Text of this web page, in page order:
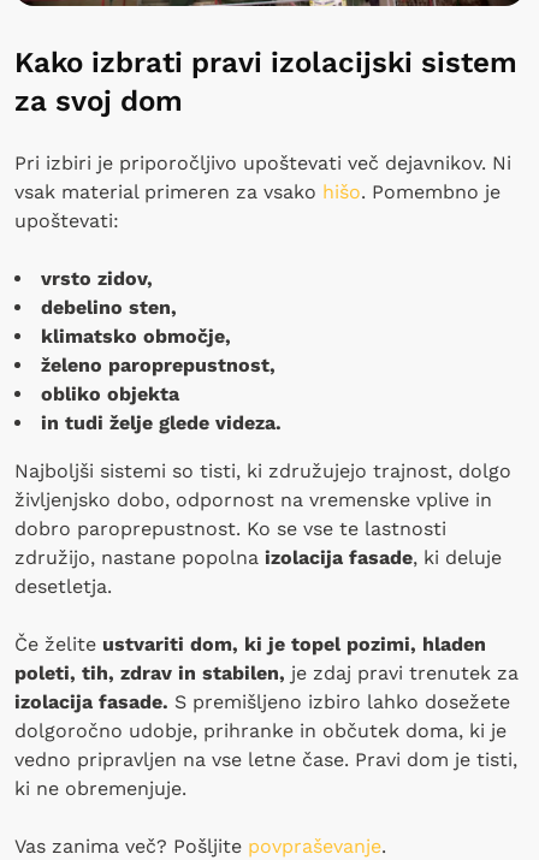
Kako izbrati pravi izolacijski sistem
za svoj dom
Pri izbiri je priporočljivo upoštevati več dejavnikov. Ni
vsak material primeren za vsako hišo. Pomembno je
upoštevati:
vrsto zidov,
debelino sten,
klimatsko območje,
želeno paroprepustnost,
obliko objekta
in tudi želje glede videza.
Najboljši sistemi so tisti, ki združujejo trajnost, dolgo
življenjsko dobo, odpornost na vremenske vplive in
dobro paroprepustnost. Ko se vse te lastnosti
združijo, nastane popolna izolacija fasade, ki deluje
desetletja.
Če želite ustvariti dom, ki je topel pozimi, hladen
poleti, tih, zdrav in stabilen, je zdaj pravi trenutek za
izolacija fasade. S premišljeno izbiro lahko dosežete
dolgoročno udobje, prihranke in občutek doma, ki je
vedno pripravljen na vse letne čase. Pravi dom je tisti,
ki ne obremenjuje.
Vas zanima več? Pošljite povpraševanje.